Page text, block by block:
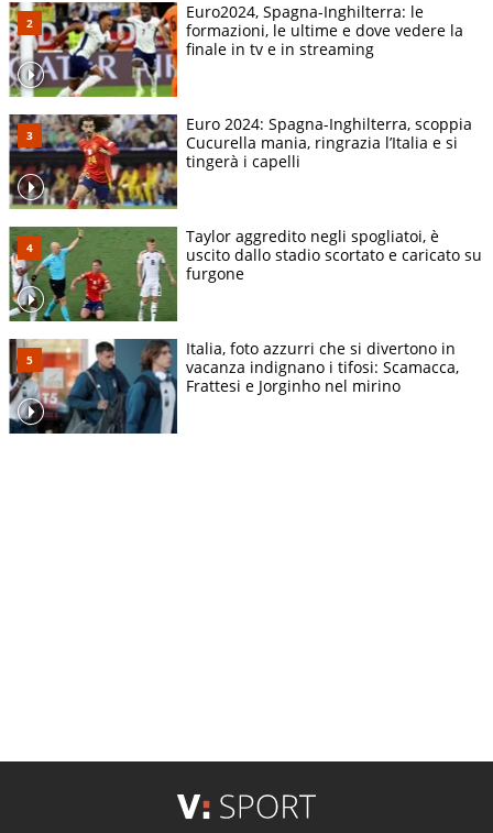
Euro2024, Spagna-Inghilterra: le
formazioni, le ultime e dove vedere la
finale in tv e in streaming
Euro 2024: Spagna-Inghilterra, scoppia
Cucurella mania, ringrazia l’Italia e si
tingerà i capelli
Taylor aggredito negli spogliatoi, è
uscito dallo stadio scortato e caricato su
furgone
Italia, foto azzurri che si divertono in
vacanza indignano i tifosi: Scamacca,
Frattesi e Jorginho nel mirino